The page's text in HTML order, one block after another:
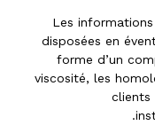
Les
disposées en
forme d’un
viscosité, les
clients